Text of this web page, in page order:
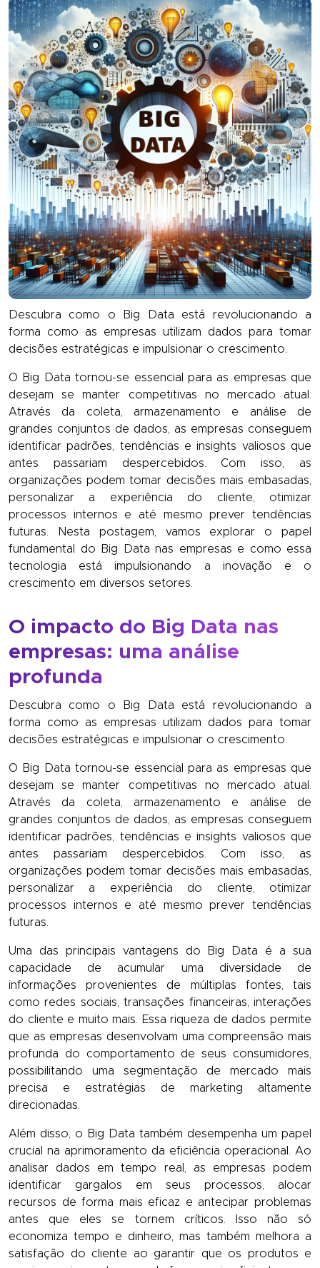
Descubra como o Big Data está revolucionando a
forma como as empresas utilizam dados para tomar
decisões estratégicas e impulsionar o crescimento.
O Big Data tornou-se essencial para as empresas que
desejam se manter competitivas no mercado atual.
Através da coleta, armazenamento e análise de
grandes conjuntos de dados, as empresas conseguem
identificar padrões, tendências e insights valiosos que
antes passariam despercebidos. Com isso, as
organizações podem tomar decisões mais embasadas,
personalizar a experiência do cliente, otimizar
processos internos e até mesmo prever tendências
futuras. Nesta postagem, vamos explorar o papel
fundamental do Big Data nas empresas e como essa
tecnologia está impulsionando a inovação e o
crescimento em diversos setores.
O impacto do Big Data nas
empresas: uma análise
profunda
Descubra como o Big Data está revolucionando a
forma como as empresas utilizam dados para tomar
decisões estratégicas e impulsionar o crescimento.
O Big Data tornou-se essencial para as empresas que
desejam se manter competitivas no mercado atual.
Através da coleta, armazenamento e análise de
grandes conjuntos de dados, as empresas conseguem
identificar padrões, tendências e insights valiosos que
antes passariam despercebidos. Com isso, as
organizações podem tomar decisões mais embasadas,
personalizar a experiência do cliente, otimizar
processos internos e até mesmo prever tendências
futuras.
Uma das principais vantagens do Big Data é a sua
capacidade de acumular uma diversidade de
informações provenientes de múltiplas fontes, tais
como redes sociais, transações financeiras, interações
do cliente e muito mais. Essa riqueza de dados permite
que as empresas desenvolvam uma compreensão mais
profunda do comportamento de seus consumidores,
possibilitando uma segmentação de mercado mais
precisa e estratégias de marketing altamente
direcionadas.
Além disso, o Big Data também desempenha um papel
crucial na aprimoramento da eficiência operacional. Ao
analisar dados em tempo real, as empresas podem
identificar gargalos em seus processos, alocar
recursos de forma mais eficaz e antecipar problemas
antes que eles se tornem críticos. Isso não só
economiza tempo e dinheiro, mas também melhora a
satisfação do cliente ao garantir que os produtos e